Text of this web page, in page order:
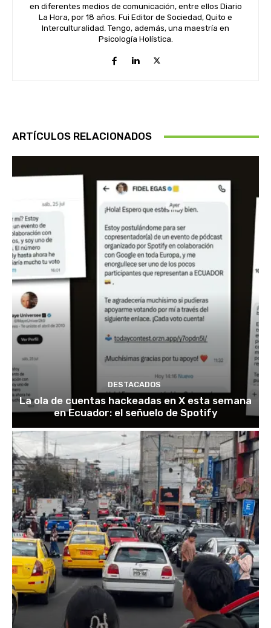
en diferentes medios de comunicación, entre ellos Diario
La Hora, por 18 años. Fui Editor de Sociedad, Quito e
Interculturalidad. Tengo, además, una maestría en
Psicología Holística.
ARTÍCULOS RELACIONADOS
DESTACADOS
La ola de cuentas hackeadas en X esta semana
en Ecuador: el señuelo de Spotify